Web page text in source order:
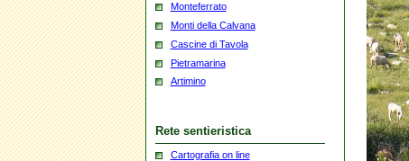
Monteferrato
Monti della Calvana
Cascine di Tavola
Pietramarina
Artimino
Rete sentieristica
Cartografia on line